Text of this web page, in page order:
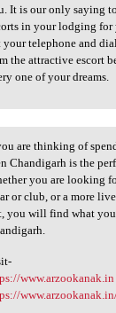
It is our only saying
in your lodging
your telephone and
the attractive escort
one of your dreams.
are thinking of
are thinking of
Chandigarh is the
you are looking
or club, or a more
you will find what
www.arzookanak.in